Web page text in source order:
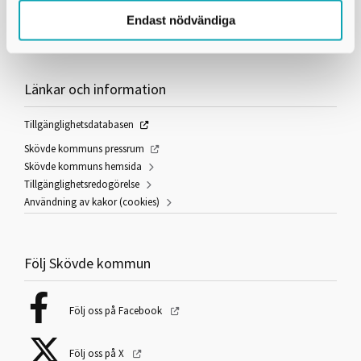
Endast nödvändiga
Kontaktcenter:0500-49 80 00
Felanmälan dygnet runt:0500 - 49 97 00
Länkar och information
Tillgänglighetsdatabasen
Skövde kommuns pressrum
Skövde kommuns hemsida
Tillgänglighetsredogörelse
Användning av kakor (cookies)
Följ Skövde kommun
Följ oss på Facebook
Följ oss på X